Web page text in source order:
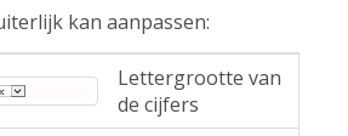
kan aanpassen:
Lettergrootte van
de cijfers